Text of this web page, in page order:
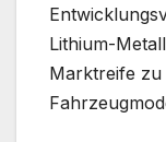
Lithium-
Marktreife